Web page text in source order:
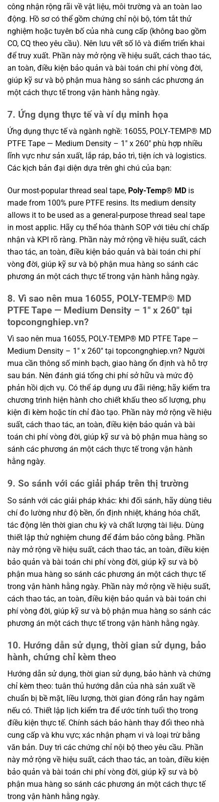
công nhận rộng rãi về vật liệu, môi trường và an toàn lao
động. Hồ sơ có thể gồm chứng chỉ nội bộ, tóm tắt thử
nghiệm hoặc tuyên bố của nhà cung cấp (không bao gồm
CO, CQ theo yêu cầu). Nên lưu vết số lô và điểm triển khai
để truy xuất. Phần này mở rộng về hiệu suất, cách thao tác,
an toàn, điều kiện bảo quản và bài toán chi phí vòng đời,
giúp kỹ sư và bộ phận mua hàng so sánh các phương án
một cách thực tế trong vận hành hằng ngày.
7. Ứng dụng thực tế và ví dụ minh họa
Ứng dụng thực tế và ngành nghề: 16055, POLY-TEMP® MD
PTFE Tape — Medium Density – 1″ x 260″ phù hợp nhiều
lĩnh vực như sản xuất, lắp ráp, bảo trì, tiện ích và logistics.
Các kịch bản đại diện dựa trên ghi chú của bạn:
Our most-popular thread seal tape, Poly-Temp® MD is
made from 100% pure PTFE resins. Its medium density
allows it to be used as a general-purpose thread seal tape
in most applic. Hãy cụ thể hóa thành SOP với tiêu chí chấp
nhận và KPI rõ ràng. Phần này mở rộng về hiệu suất, cách
thao tác, an toàn, điều kiện bảo quản và bài toán chi phí
vòng đời, giúp kỹ sư và bộ phận mua hàng so sánh các
phương án một cách thực tế trong vận hành hằng ngày.
8. Vì sao nên mua 16055, POLY-TEMP® MD
PTFE Tape — Medium Density – 1″ x 260″ tại
topcongnghiep.vn?
Vì sao nên mua 16055, POLY-TEMP® MD PTFE Tape —
Medium Density – 1″ x 260″ tại topcongnghiep.vn? Người
mua cần thông số minh bạch, giao hàng ổn định và hỗ trợ
sau bán. Nên đánh giá tổng chi phí sở hữu và mức độ
phản hồi dịch vụ. Có thể áp dụng ưu đãi riêng; hãy kiểm tra
chương trình hiện hành cho chiết khấu theo số lượng, phụ
kiện đi kèm hoặc tín chỉ đào tạo. Phần này mở rộng về hiệu
suất, cách thao tác, an toàn, điều kiện bảo quản và bài
toán chi phí vòng đời, giúp kỹ sư và bộ phận mua hàng so
sánh các phương án một cách thực tế trong vận hành
hằng ngày.
9. So sánh với các giải pháp trên thị trường
So sánh với các giải pháp khác: khi đối sánh, hãy dùng tiêu
chí đo lường như độ bền, ổn định nhiệt, kháng hóa chất,
tác động lên thời gian chu kỳ và chất lượng tài liệu. Dùng
thiết lập thử nghiệm chung để đảm bảo công bằng. Phần
này mở rộng về hiệu suất, cách thao tác, an toàn, điều kiện
bảo quản và bài toán chi phí vòng đời, giúp kỹ sư và bộ
phận mua hàng so sánh các phương án một cách thực tế
trong vận hành hằng ngày. Phần này mở rộng về hiệu suất,
cách thao tác, an toàn, điều kiện bảo quản và bài toán chi
phí vòng đời, giúp kỹ sư và bộ phận mua hàng so sánh các
phương án một cách thực tế trong vận hành hằng ngày.
10. Hướng dẫn sử dụng, thời gian sử dụng, bảo
hành, chứng chỉ kèm theo
Hướng dẫn sử dụng, thời gian sử dụng, bảo hành và chứng
chỉ kèm theo: tuân thủ hướng dẫn của nhà sản xuất về
chuẩn bị bề mặt, liều lượng, thời gian đóng rắn hay ngâm
nếu có. Thiết lập lịch kiểm tra để ước tính tuổi thọ trong
điều kiện thực tế. Chính sách bảo hành thay đổi theo nhà
cung cấp và khu vực; xác nhận phạm vi và loại trừ bằng
văn bản. Duy trì các chứng chỉ nội bộ theo yêu cầu. Phần
này mở rộng về hiệu suất, cách thao tác, an toàn, điều kiện
bảo quản và bài toán chi phí vòng đời, giúp kỹ sư và bộ
phận mua hàng so sánh các phương án một cách thực tế
trong vận hành hằng ngày.